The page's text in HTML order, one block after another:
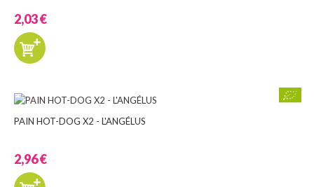
2,03 €
PAIN HOT-DOG X2 - L'ANGÉLUS
2,96 €